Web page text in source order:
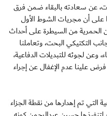
عن سعادته بالبقاء ضمن فرق
على أن مجريات الشوط الأول
الحمرية من السيطرة على أحداث
التكتيكي البحت، وتعاملنا
وعن لجوئه للتبديلات الدفاعية،
علينا عدم الإغفال عن إجراء
التي تم إهدارها من نقطة الجزاء